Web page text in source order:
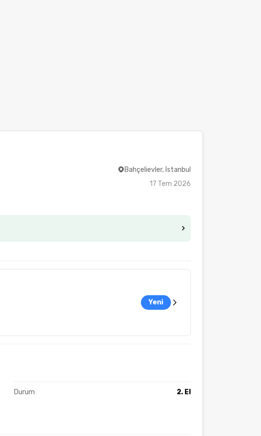
Bahçelievler, İstanbul
17 Tem 2026
Yeni
Durum 2. El